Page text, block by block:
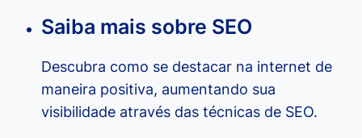
Saiba mais sobre SEO
Descubra como se destacar na internet de
maneira positiva, aumentando sua
visibilidade através das técnicas de SEO.